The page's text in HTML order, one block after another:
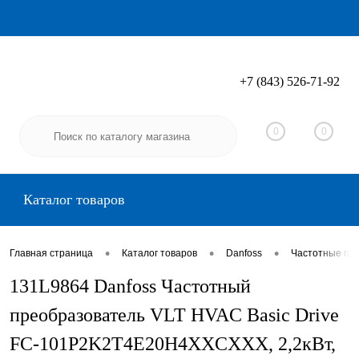
Вход Регистрация
+7 (843) 526-71-92
0 0
Каталог товаров
Главная страница • Каталог товаров • Danfoss • Частотные
131L9864 Danfoss Частотный
преобразователь VLT HVAC Basic Drive
FC-101P2K2T4E20H4XXCXXX, 2,2кВт,